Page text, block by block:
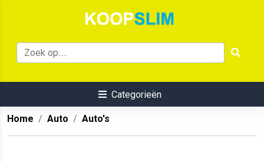
Categorieën
Home Auto Auto's